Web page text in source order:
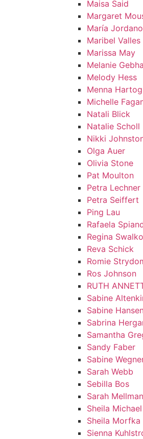
Maisa Said
Margaret
María
Maribel
Marissa May
Melanie
Melody Hess
Menna Hartog
Michelle
Natali Blick
Natalie Scholl
Nikki
Olga Auer
Olivia Stone
Pat Moulton
Petra Lechner
Petra Seiffert
Ping Lau
Rafaela
Regina
Reva Schick
Romie
Ros Johnson
RUTH
Sabine
Sabine
Sabrina
Samantha
Sandy Faber
Sabine
Sarah Webb
Sebilla Bos
Sarah Mellman
Sheila Michael
Sheila Morfka
Sienna